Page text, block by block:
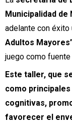
Municipalidad de
adelante con éxito
Adultos
juego como
Este taller, que
como
cognitivas,
favorecer el